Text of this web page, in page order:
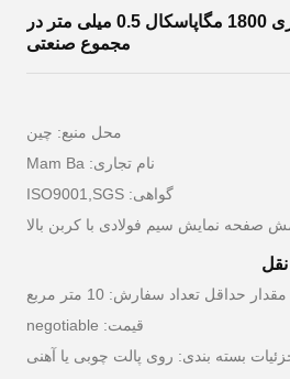
صفحه مش سیم فلزی 1800 مگاپاسکال 0.5 میلی متر در
مجموع صنعتی
محل منبع: چین
نام تجاری: Mam Ba
گواهی: ISO9001,SGS
صفحه نمایش سیم فولادی با کربن بالا
مقدار حداقل تعداد سفارش: 10 متر مربع
قیمت: negotiable
بسته بندی: روی پالت چوبی یا آهنی